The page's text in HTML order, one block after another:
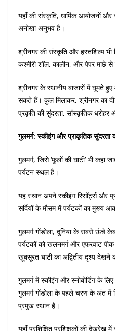
यहाँ की संस्कृति, धार्मिक आयोजनों और
अनोखा अनुभव है।
श्रीनगर की संस्कृति और हस्तशिल्प
कश्मीरी शॉल, कालीन, और पेपर माछे
श्रीनगर के स्थानीय बाजारों में घूमते
सकते हैं। कुल मिलाकर, श्रीनगर का
प्रकृति की सुंदरता, सांस्कृतिक धरोहर
गुलमर्ग: स्कीइंग और प्राकृतिक सुंदरता
गुलमर्ग, जिसे ‘फूलों की घाटी’ भी
पर्यटन स्थल है।
यह स्थान अपने स्कीइंग रिसॉर्ट्स और
सर्दियों के मौसम में पर्यटकों का मुख्य
गुलमर्ग गोंडोला, दुनिया के सबसे ऊंचे
पर्यटकों को खलनमर्ग और एफरवाट
खूबसूरत घाटी का अद्वितीय दृश्य देखने
गुलमर्ग में स्कीइंग और स्नोबोर्डिंग के
गुलमर्ग गोंडोला के पहले चरण के अंत में
प्रमुख स्थान है।
यहाँ प्रशिक्षित प्रशिक्षकों की देखरेख में